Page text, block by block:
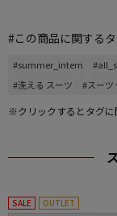
#この商品に関する
#summer_intern
#洗える スーツ
#スーツ
※クリックするとタグに
SALE OUTLET